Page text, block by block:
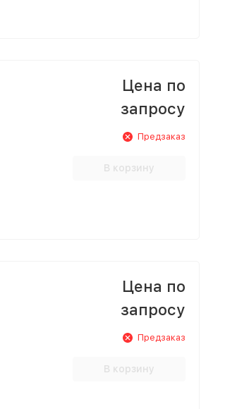
Цена по
запросу
Предзаказ
В корзину
Цена по
запросу
Предзаказ
В корзину